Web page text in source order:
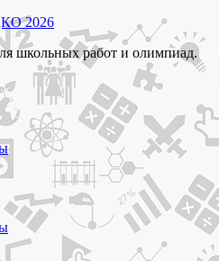
2026
школьных работ и олимпиад.